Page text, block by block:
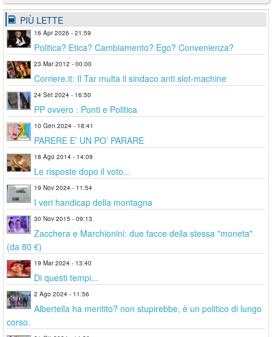
PIÙ LETTE
16 Apr 2026 - 21:59
Politica? Etica? Cambiamento? Ego? Convenienza?
23 Mar 2012 - 00:00
Corriere.it: Il Tar multa il sindaco anti slot-machine
24 Set 2024 - 16:50
PP ovvero : Ponti e Politica
10 Gen 2024 - 18:41
PARERE E’ UN PO’ PARARE
18 Ago 2014 - 14:09
Le risposte dopo il voto...
19 Nov 2024 - 11:54
I veri handicap della montagna
30 Nov 2015 - 09:13
Zacchera e Marchionini: due facce della stessa "moneta"
(da 80 €)
19 Mar 2024 - 13:40
Di questi tempi...
2 Ago 2024 - 11:56
Albertella ha mentito? non stupirebbe, è un politico di lungo
corso.